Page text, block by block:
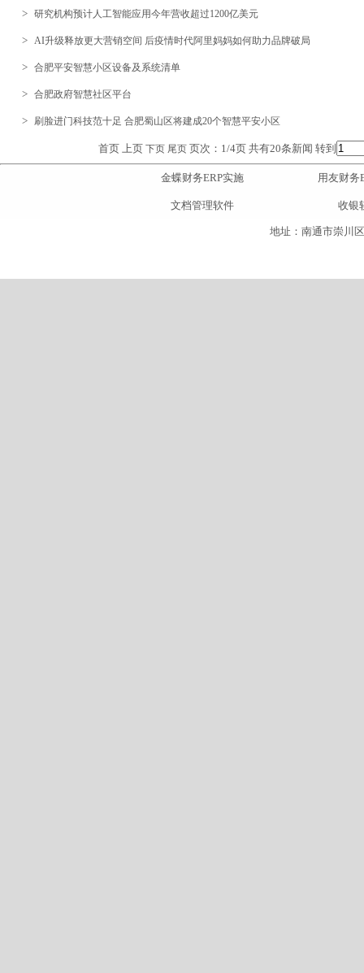
> 研究机构预计人工智能应用今年营收超过1200亿美元
> AI升级释放更大营销空间 后疫情时代阿里妈妈如何助力品牌破局
> 合肥平安智慧小区设备及系统清单
> 合肥政府智慧社区平台
> 刷脸进门科技范十足 合肥蜀山区将建成20个智慧平安小区
首页 上页 下页 尾页页次：1/4页 共有20条新闻 转到
金蝶财务ERP实施 用友财务
文档管理软件 收银
地址：南通市崇川